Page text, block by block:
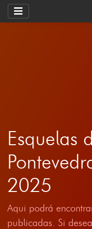
Esquelas
2025
Aqui podrá
publicadas. Si